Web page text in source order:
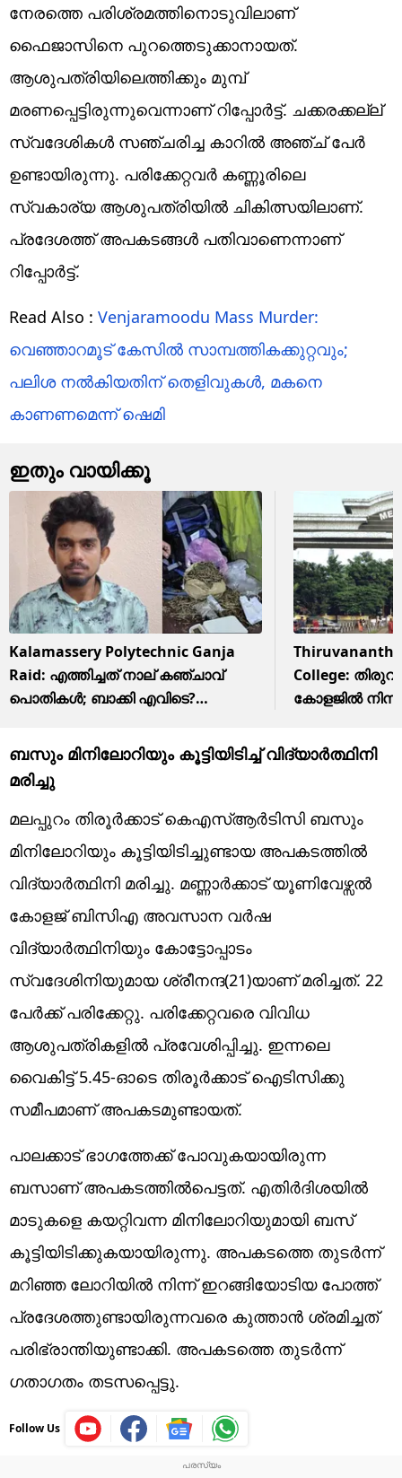
നേരത്തെ പരിശ്രമത്തിനൊടുവിലാണ്
ഫൈജാസിനെ പുറത്തെടുക്കാനായത്.
ആശുപത്രിയിലെത്തിക്കും മുമ്പ്
മരണപ്പെട്ടിരുന്നുവെന്നാണ് റിപ്പോര്‍ട്ട്. ചക്കരക്കല്ല്
സ്വദേശികള്‍ സഞ്ചരിച്ച കാറില്‍ അഞ്ച് പേര്‍
ഉണ്ടായിരുന്നു. പരിക്കേറ്റവര്‍ കണ്ണൂരിലെ
സ്വകാര്യ ആശുപത്രിയില്‍ ചികിത്സയിലാണ്.
പ്രദേശത്ത് അപകടങ്ങള്‍ പതിവാണെന്നാണ്
റിപ്പോര്‍ട്ട്.
Read Also : Venjaramoodu Mass Murder:
വെഞ്ഞാറമൂട് കേസിൽ സാമ്പത്തികക്കുറ്റവും;
പലിശ നൽകിയതിന് തെളിവുകൾ, മകനെ
കാണണമെന്ന് ഷെമി
ഇതും വായിക്കൂ
Kalamassery Polytechnic Ganja
Raid: എത്തിച്ചത് നാല് കഞ്ചാവ്
പൊതികൾ; ബാക്കി എവിടെ?
College:
കോളജിൽ
ബസും മിനിലോറിയും കൂട്ടിയിടിച്ച് വിദ്യാര്‍ത്ഥിനി
മരിച്ചു
മലപ്പുറം തിരൂർക്കാട് കെഎസ്ആർടിസി ബസും
മിനിലോറിയും കൂട്ടിയിടിച്ചുണ്ടായ അപകടത്തില്‍
വിദ്യാര്‍ത്ഥിനി മരിച്ചു. മണ്ണാർക്കാട് യൂണിവേഴ്സൽ
കോളജ് ബിസിഎ അവസാന വർഷ
വിദ്യാർത്ഥിനിയും കോട്ടോപ്പാടം
സ്വദേശിനിയുമായ ശ്രീനന്ദ(21)യാണ് മരിച്ചത്. 22
പേര്‍ക്ക് പരിക്കേറ്റു. പരിക്കേറ്റവരെ വിവിധ
ആശുപത്രികളില്‍ പ്രവേശിപ്പിച്ചു. ഇന്നലെ
വൈകിട്ട് 5.45-ഓടെ തിരൂർക്കാട് ഐടിസിക്കു
സമീപമാണ് അപകടമുണ്ടായത്.
പാലക്കാട് ഭാഗത്തേക്ക് പോവുകയായിരുന്ന
ബസാണ് അപകടത്തില്‍പെട്ടത്. എതിര്‍ദിശയില്‍
മാടുകളെ കയറ്റിവന്ന മിനിലോറിയുമായി ബസ്
കൂട്ടിയിടിക്കുകയായിരുന്നു. അപകടത്തെ തുടര്‍ന്ന്
മറിഞ്ഞ ലോറിയില്‍ നിന്ന് ഇറങ്ങിയോടിയ പോത്ത്
പ്രദേശത്തുണ്ടായിരുന്നവരെ കുത്താന്‍ ശ്രമിച്ചത്
പരിഭ്രാന്തിയുണ്ടാക്കി. അപകടത്തെ തുടര്‍ന്ന്
ഗതാഗതം തടസപ്പെട്ടു.
Follow Us